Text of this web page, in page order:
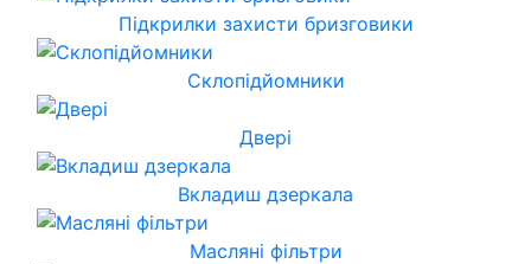
Підкрилки захисти бризговики
Склопідйомники
Двері
Вкладиш дзеркала
Масляні фільтри